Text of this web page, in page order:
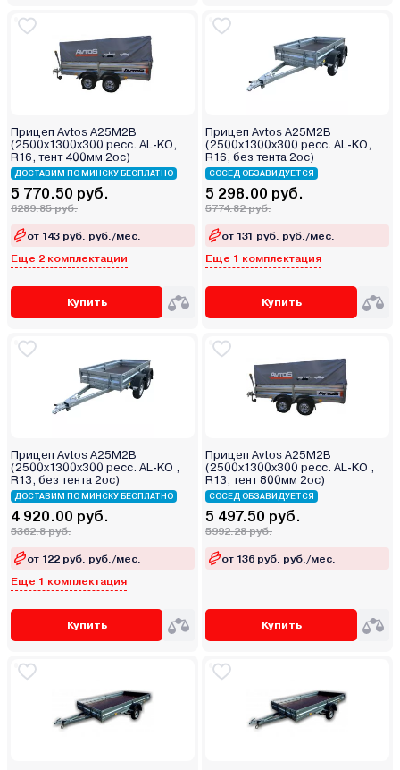
Прицеп Avtos А25М2В
(2500х1300х300 ресс. AL-KO,
R16, тент 400мм 2ос)
ДОСТАВИМ ПО МИНСКУ БЕСПЛАТНО
5 770.50 руб.
6289.85 руб.
от 143 руб. руб./мес.
Еще 2 комплектации
Купить
Прицеп Avtos А25М2В
(2500х1300х300 ресс. AL-KO,
R16, без тента 2ос)
СОСЕД ОБЗАВИДУЕТСЯ
5 298.00 руб.
5774.82 руб.
от 131 руб. руб./мес.
Еще 1 комплектация
Купить
Прицеп Avtos А25М2В
(2500х1300х300 ресс. AL-KO ,
R13, без тента 2ос)
ДОСТАВИМ ПО МИНСКУ БЕСПЛАТНО
4 920.00 руб.
5362.8 руб.
от 122 руб. руб./мес.
Еще 1 комплектация
Купить
Прицеп Avtos А25М2В
(2500х1300х300 ресс. AL-KO ,
R13, тент 800мм 2ос)
СОСЕД ОБЗАВИДУЕТСЯ
5 497.50 руб.
5992.28 руб.
от 136 руб. руб./мес.
Купить